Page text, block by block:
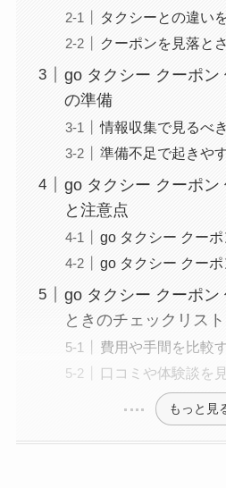
タクシーとの違い
クーポンを見落と
go タクシー クーポン
の準備
情報収集で見るべ
準備不足で起きや
go タクシー クーポン
と注意点
go タクシー クー
go タクシー クー
go タクシー クーポン
ときのチェックリスト
費用や手間を比較
口コミや体験談を
もっと見